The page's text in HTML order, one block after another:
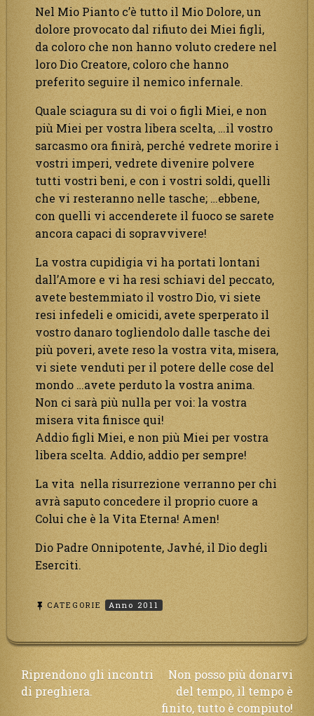
Nel Mio Pianto c’è tutto il Mio Dolore, un
dolore provocato dal rifiuto dei Miei figli,
da coloro che non hanno voluto credere nel
loro Dio Creatore, coloro che hanno
preferito seguire il nemico infernale.
Quale sciagura su di voi o figli Miei, e non
più Miei per vostra libera scelta, …il vostro
sarcasmo ora finirà, perché vedrete morire i
vostri imperi, vedrete divenire polvere
tutti vostri beni, e con i vostri soldi, quelli
che vi resteranno nelle tasche; …ebbene,
con quelli vi accenderete il fuoco se sarete
ancora capaci di sopravvivere!
La vostra cupidigia vi ha portati lontani
dall’Amore e vi ha resi schiavi del peccato,
avete bestemmiato il vostro Dio, vi siete
resi infedeli e omicidi, avete sperperato il
vostro danaro togliendolo dalle tasche dei
più poveri, avete reso la vostra vita, misera,
vi siete venduti per il potere delle cose del
mondo …avete perduto la vostra anima.
Non ci sarà più nulla per voi: la vostra
misera vita finisce qui!
Addio figli Miei, e non più Miei per vostra
libera scelta. Addio, addio per sempre!
La vita nella risurrezione verranno per chi
avrà saputo concedere il proprio cuore a
Colui che è la Vita Eterna! Amen!
Dio Padre Onnipotente, Javhé, il Dio degli
Eserciti.
CATEGORIE Anno 2011
Navigazione
articoli
Riprendono gli incontri
di preghiera.
Non posso più donarvi
del tempo, il tempo è
finito, tutto è compiuto!